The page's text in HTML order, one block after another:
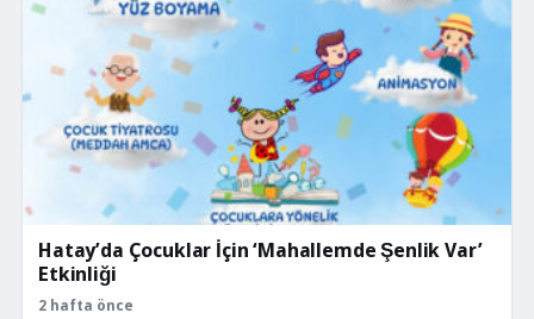
Hatay’da Çocuklar İçin ‘Mahallemde Şenlik Var’
Etkinliği
2 hafta önce